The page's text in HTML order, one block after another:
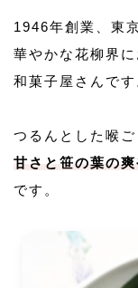
1946年創業、東
華やかな花柳界
和菓子屋さんです
つるんとした喉
甘さと笹の葉の
です。